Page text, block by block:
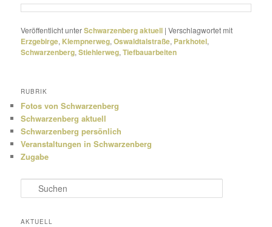
Veröffentlicht unterSchwarzenberg aktuell |Verschlagwortet mit
Erzgebirge, Klempnerweg,Oswaldtalstraße, Parkhotel,
Schwarzenberg,Stiehlerweg,Tiefbauarbeiten
RUBRIK
Fotos von Schwarzenberg
Schwarzenberg aktuell
Schwarzenberg persönlich
Veranstaltungen in Schwarzenberg
Zugabe
u
h
AKTUELL